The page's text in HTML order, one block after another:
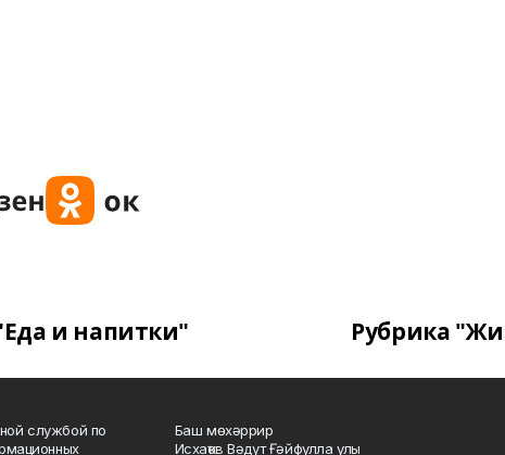
и напитки" Рубрика
службой по
Баш мөхәррир
Исхаҡов Вәдүт Ғәйфулла улы